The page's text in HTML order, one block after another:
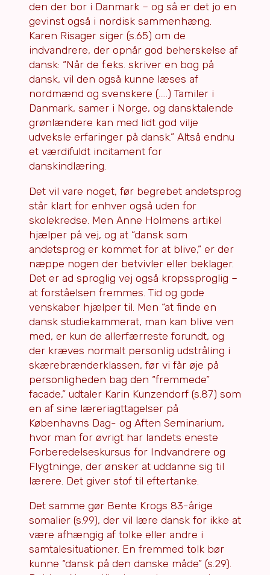
den der bor i Danmark – og så er det jo en
gevinst også i nordisk sammenhæng.
Karen Risager siger (s.65) om de
indvandrere, der opnår god beherskelse af
dansk: “Når de f.eks. skriver en bog på
dansk, vil den også kunne læses af
nordmænd og svenskere (…..) Tamiler i
Danmark, samer i Norge, og dansktalende
grønlændere kan med lidt god vilje
udveksle erfaringer på dansk.” Altså endnu
et værdifuldt incitament for
danskindlæring.
Det vil vare noget, før begrebet andetsprog
står klart for enhver også uden for
skolekredse. Men Anne Holmens artikel
hjælper på vej, og at “dansk som
andetsprog er kommet for at blive,” er der
næppe nogen der betvivler eller beklager.
Det er ad sproglig vej også kropssproglig –
at forståelsen fremmes. Tid og gode
venskaber hjælper til. Men “at finde en
dansk studiekammerat, man kan blive ven
med, er kun de allerfærreste forundt, og
der kræves normalt personlig udstråling i
skærebrænderklassen, før vi får øje på
personligheden bag den “fremmede”
facade,” udtaler Karin Kunzendorf (s.87) som
en af sine læreriagttagelser på
Københavns Dag- og Aften Seminarium,
hvor man for øvrigt har landets eneste
Forberedelseskursus for Indvandrere og
Flygtninge, der ønsker at uddanne sig til
lærere. Det giver stof til eftertanke.
Det samme gør Bente Krogs 83-årige
somalier (s.99), der vil lære dansk for ikke at
være afhængig af tolke eller andre i
samtalesituationer. En fremmed tolk bør
kunne “dansk på den danske måde” (s.29).